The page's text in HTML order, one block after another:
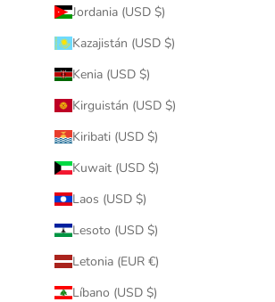
Jordania (USD $)
Kazajistán (USD $)
Kenia (USD $)
Kirguistán (USD $)
Kiribati (USD $)
Kuwait (USD $)
Laos (USD $)
Lesoto (USD $)
Letonia (EUR €)
Líbano (USD $)